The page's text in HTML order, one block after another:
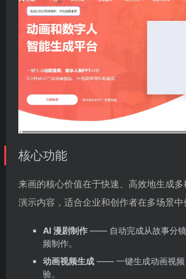
核心功能
来画的核心价值在于快速、高效地生成
演示内容，适合企业和创作者在多场景中
AI 漫剧制作 —— 自动完成从故事分
频制作。
动画视频生成 —— 一键生成动画视频
验。